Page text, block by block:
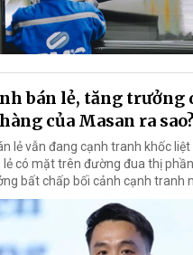
bán lẻ, tăng trưởng
của Masan ra sao?
lẻ vẫn đang cạnh tranh khốc liệt
lẻ có mặt trên đường đua thị
bất chấp bối cảnh cạnh tranh